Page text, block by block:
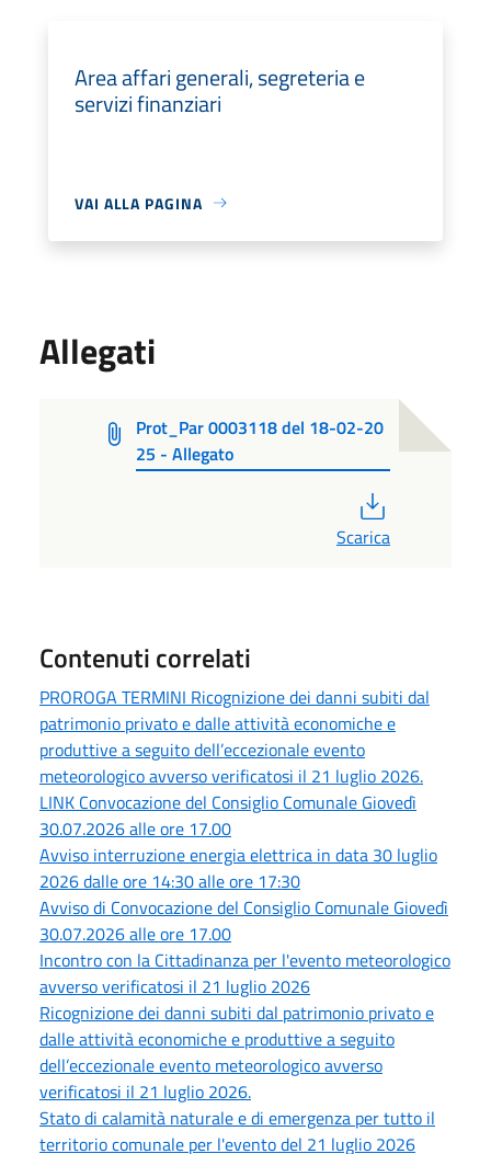
Area affari generali, segreteria e
servizi finanziari
VAI ALLA PAGINA
Allegati
Prot_Par 0003118 del 18-02-20
25 - Allegato
Scarica
Contenuti correlati
PROROGA TERMINI Ricognizione dei danni subiti dal
patrimonio privato e dalle attività economiche e
produttive a seguito dell’eccezionale evento
meteorologico avverso verificatosi il 21 luglio 2026.
LINK Convocazione del Consiglio Comunale Giovedì
30.07.2026 alle ore 17.00
Avviso interruzione energia elettrica in data 30 luglio
2026 dalle ore 14:30 alle ore 17:30
Avviso di Convocazione del Consiglio Comunale Giovedì
30.07.2026 alle ore 17.00
Incontro con la Cittadinanza per l'evento meteorologico
avverso verificatosi il 21 luglio 2026
Ricognizione dei danni subiti dal patrimonio privato e
dalle attività economiche e produttive a seguito
dell’eccezionale evento meteorologico avverso
verificatosi il 21 luglio 2026.
Stato di calamità naturale e di emergenza per tutto il
territorio comunale per l'evento del 21 luglio 2026